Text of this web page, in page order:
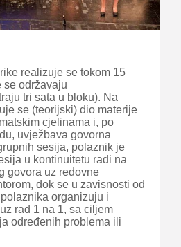
realizuje se tokom 15
se održavaju
tri sata u bloku). Na
se (teorijski) dio materije
cjelinama i, po
uvježbava govorna
sesija, polaznik je
u kontinuitetu radi na
govora uz redovne
dok se u zavisnosti od
organizuju i
rad 1 na 1, sa ciljem
određenih problema ili